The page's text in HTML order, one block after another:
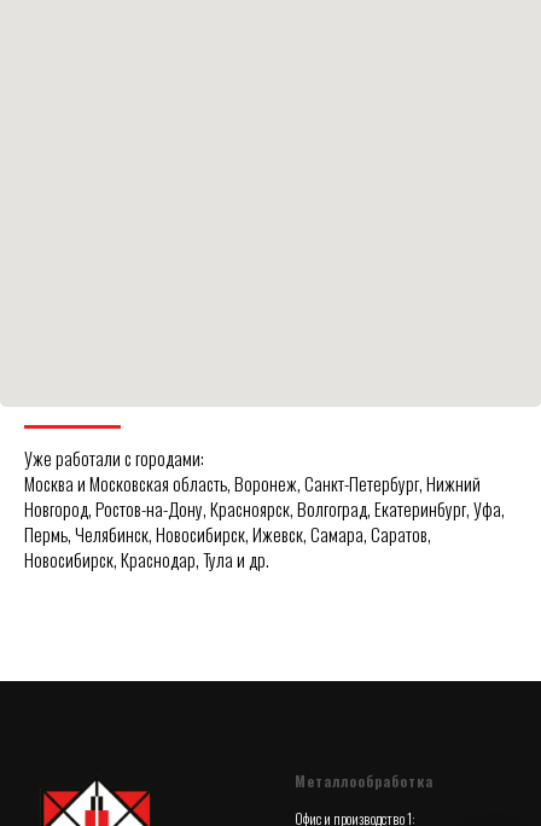
Уже работали с городами:
Москва и Московская область, Воронеж, Санкт-Петербург, Нижний
Новгород, Ростов-на-Дону, Красноярск, Волгоград, Екатеринбург, Уфа,
Пермь, Челябинск, Новосибирск, Ижевск, Самара, Саратов,
Новосибирск, Краснодар, Тула и др.
Металлообработка
Офис и производство 1: